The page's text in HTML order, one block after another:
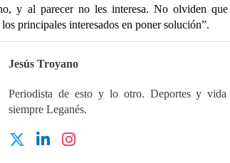
y al parecer no les interesa. No olviden
principales interesados en poner solución”.
Jesús Troyano
Periodista de esto y lo otro. Deportes y vida
siempre Leganés.